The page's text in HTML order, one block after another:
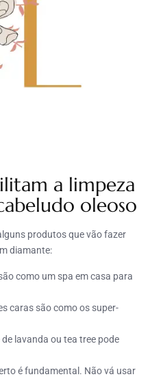
a limpeza
oleoso
produtos que vão fazer
diamante:
como um spa em casa para
caras são como os super-
de lavanda ou tea tree pode
é fundamental. Não vá usar